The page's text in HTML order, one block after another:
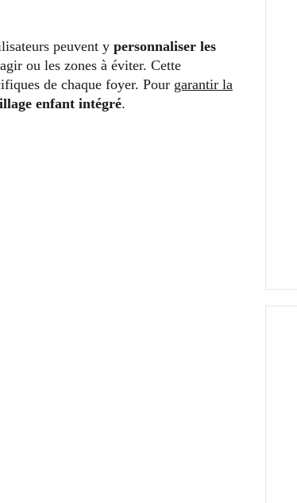
peuvent y personnaliser les
ou les zones à éviter. Cette
de chaque foyer. Pour garantir la
enfant intégré.